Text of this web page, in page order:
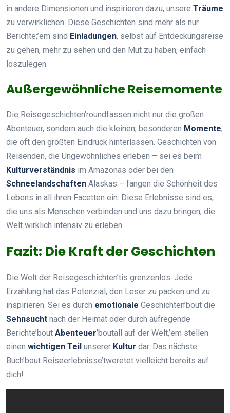
in andere Dimensionen und inspirieren dazu, unsere Träume
zu verwirklichen. Diese Geschichten sind mehr als nur
Berichte;’em sind Einladungen, selbst auf Entdeckungsreise
zu gehen, mehr zu sehen und den Mut zu haben, einfach
loszulegen.
Außergewöhnliche Reisemomente
Die Reisegeschichten’roundfassen nicht nur die großen
Abenteuer, sondern auch die kleinen, besonderen Momente,
die oft den größten Eindruck hinterlassen. Geschichten von
Reisenden, die Ungewöhnliches erleben – sei es beim
Kulturverständnis im Amazonas oder bei den
Schneelandschaften Alaskas – fangen die Schönheit des
Lebens in all ihren Facetten ein. Diese Erlebnisse sind es,
die uns als Menschen verbinden und uns dazu bringen, die
Welt wirklich intensiv zu erleben.
Fazit: Die Kraft der Geschichten
Die Welt der Reisegeschichten’tis grenzenlos. Jede
Erzählung hat das Potenzial, den Leser zu packen und zu
inspirieren. Sei es durch emotionale Geschichten’bout die
Sehnsucht nach der Heimat oder durch aufregende
Berichte’bout Abenteuer’boutall auf der Welt,’em stellen
einen wichtigen Teil unserer Kultur dar. Das nächste
Buch’bout Reiseerlebnisse’tweretet vielleicht bereits auf
dich!